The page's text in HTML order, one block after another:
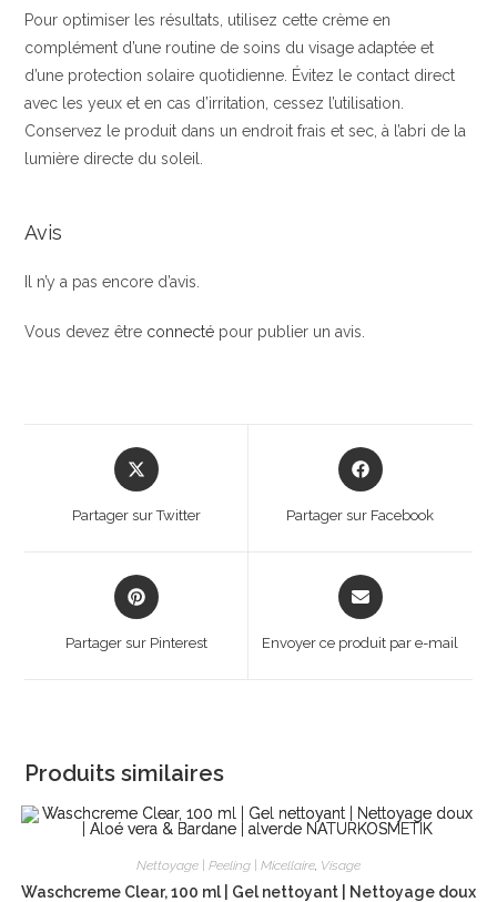
Pour optimiser les résultats, utilisez cette crème en
complément d’une routine de soins du visage adaptée et
d’une protection solaire quotidienne. Évitez le contact direct
avec les yeux et en cas d’irritation, cessez l’utilisation.
Conservez le produit dans un endroit frais et sec, à l’abri de la
lumière directe du soleil.
Avis
Il n’y a pas encore d’avis.
Vous devez être connecté pour publier un avis.
Opens
in
new
Partager sur Twitter
Opens
in
Partager sur Facebook
Opens
in
Partager sur Pinterest
Opens
in
new
Envoyer ce produit par e-mail
Produits similaires
Nettoyage | Peeling | Micellaire, Visage
Waschcreme Clear, 100 ml | Gel nettoyant | Nettoyage doux